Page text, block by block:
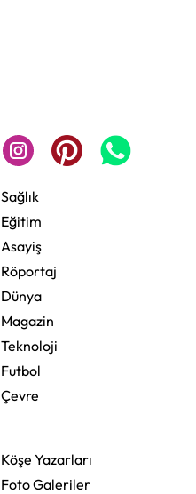
Sağlık
Eğitim
Asayiş
Röportaj
Dünya
Magazin
Teknoloji
Futbol
Çevre
Köşe Yazarları
Foto Galeriler